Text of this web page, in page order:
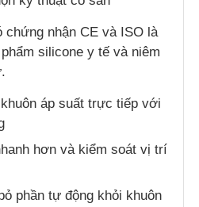
phun
chứng nhận CE và ISO là
silicone y tế và niêm
áp suất trực tiếp với
hơn và kiểm soát vị trí
phần tự động khỏi khuôn